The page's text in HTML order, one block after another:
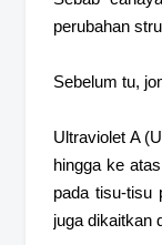
perubahan
Sebelum tu,
Ultraviolet A
hingga ke
pada tisu-tisu
juga dikaitkan